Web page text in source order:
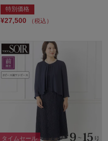
特別価格
¥27,500 （税込）
タイムセール